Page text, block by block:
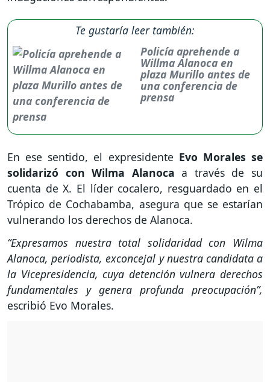
Te gustaría leer también:
Policía aprehende a
Willma Alanoca en
plaza Murillo antes de
una conferencia de
prensa
En ese sentido, el expresidente Evo Morales se
solidarizó con Wilma Alanoca a través de su
cuenta de X. El líder cocalero, resguardado en el
Trópico de Cochabamba, asegura que se estarían
vulnerando los derechos de Alanoca.
“Expresamos nuestra total solidaridad con Wilma
Alanoca, periodista, exconcejal y nuestra candidata a
la Vicepresidencia, cuya detención vulnera derechos
fundamentales y genera profunda preocupación”,
escribió Evo Morales.